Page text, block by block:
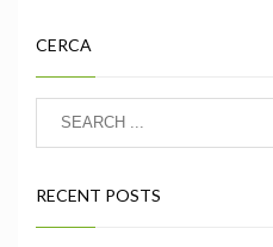
CERCA
RECENT POSTS